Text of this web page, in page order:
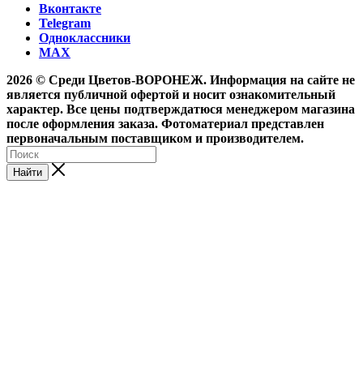
Вконтакте
Telegram
Одноклассники
MAX
2026 © Среди Цветов-ВОРОНЕЖ. Информация на сайте не
является публичной офертой и носит ознакомительный
характер. Все цены подтверждатюся менеджером магазина
после оформления заказа. Фотоматериал представлен
первоначальным поставщиком и производителем.
Найти